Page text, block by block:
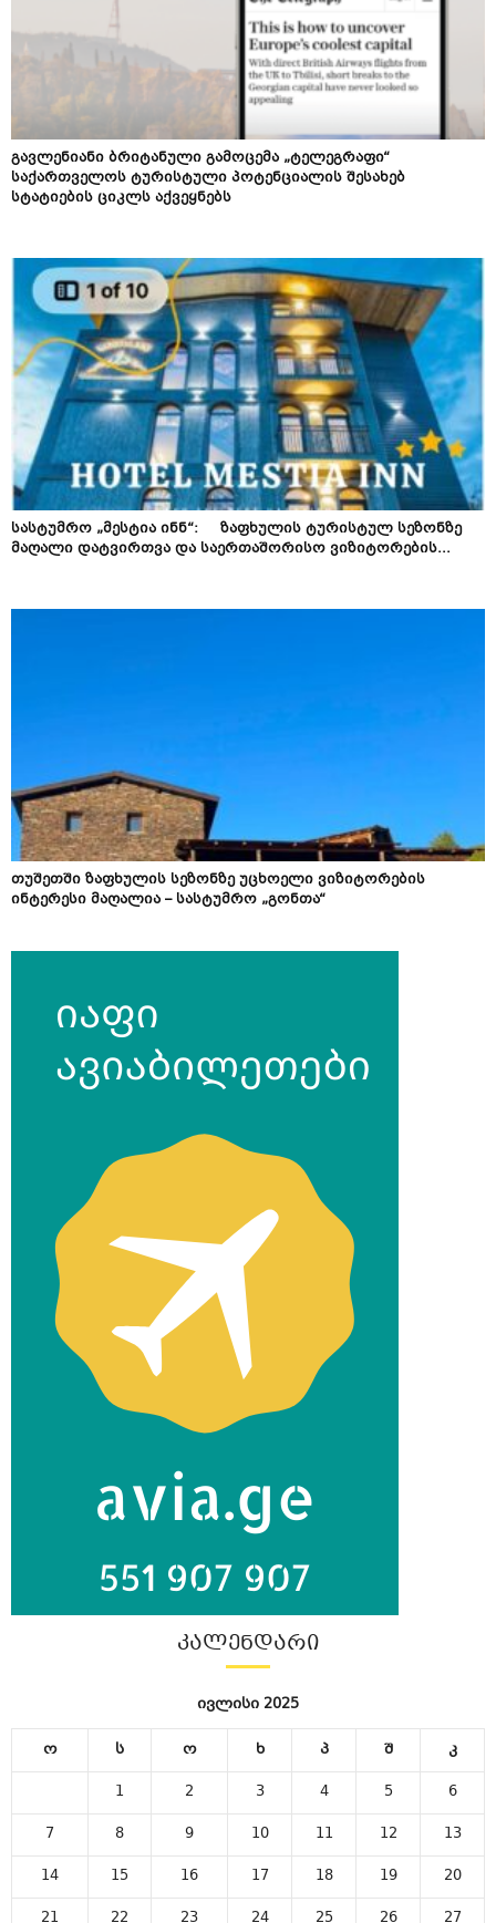
გავლენიანი ბრიტანული გამოცემა „ტელეგრაფი“
საქართველოს ტურისტული პოტენციალის შესახებ
სტატიების ციკლს აქვეყნებს
სასტუმრო „მესტია ინნ“: ზაფხულის ტურისტულ სეზონზე
მაღალი დატვირთვა და საერთაშორისო ვიზიტორების...
თუშეთში ზაფხულის სეზონზე უცხოელი ვიზიტორების
ინტერესი მაღალია – სასტუმრო „გონთა“
ᲙᲐᲚᲔᲜᲓᲐᲠᲘ
ივლისი 2025
ო ს ო ხ პ შ
კ
1
2 3 4 5
6
7
8 9 10 11 12
13
14
15 16 17 18 19
20